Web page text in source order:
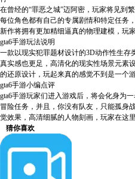
在曾经的“罪恶之城”迈阿密，玩家将见到
每位角色都有自己的专属剧情和特定任务
新作将拥有更加精细逼真的物理建模，玩
gta6手游玩法说明
一款以现实犯罪题材设计的3D动作性生存
真实感也更足，高清化的现实性场景元素
的还原设计，玩起来真的感觉不到是一个游
gta6手游小编点评
gta6手游玩家们进入游戏后，将会化身为
冒险任务，并且，你没有队友，只能孤身
觉效果，高清细腻的人物刻画，玩家在这
猜你喜欢